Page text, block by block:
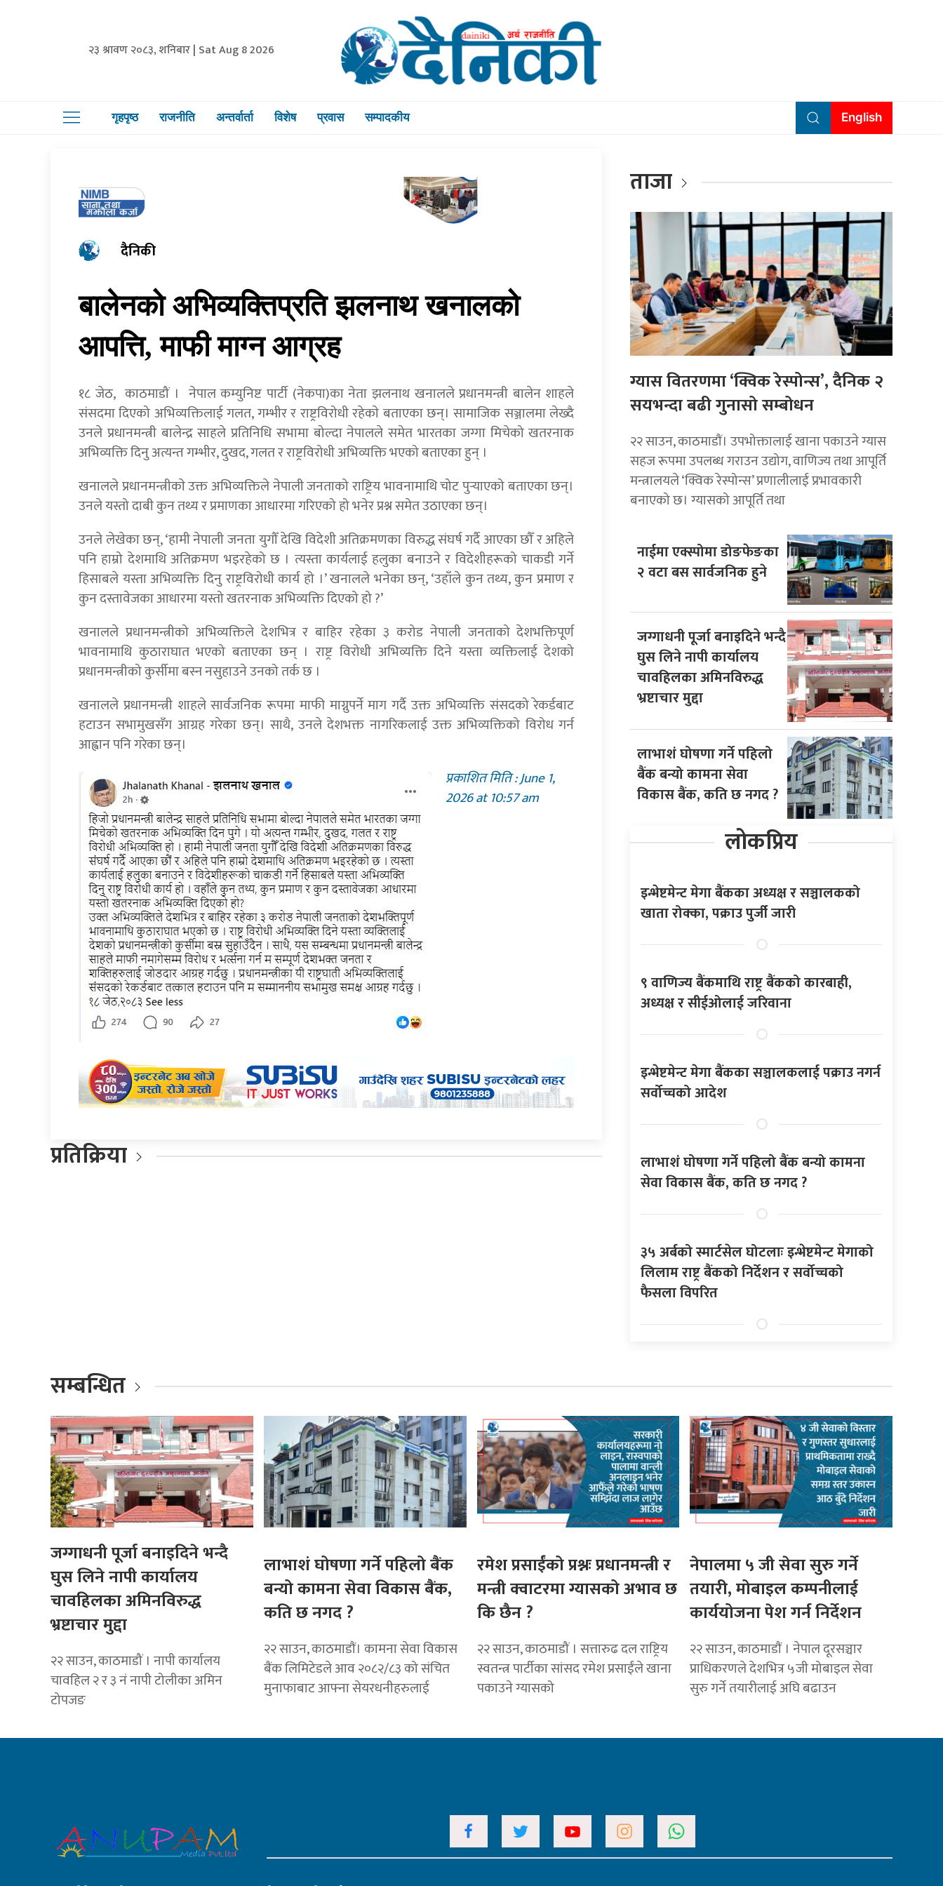
२३ श्रावण २०८३, शनिबार | Sat Aug 8 2026
गृहपृष्ठ राजनीति अन्तर्वार्ता विशेष प्रवास सम्पादकीय English
दैनिकी
बालेनको अभिव्यक्तिप्रति झलनाथ खनालको
आपत्ति, माफी माग्न आग्रह
१८ जेठ, काठमाडौं । नेपाल कम्युनिष्ट पार्टी (नेकपा)का नेता झलनाथ खनालले प्रधानमन्त्री बालेन शाहले
संसदमा दिएको अभिव्यक्तिलाई गलत, गम्भीर र राष्ट्रविरोधी रहेकाे बताएका छन्। सामाजिक सञ्जालमा लेख्दै
उनले प्रधानमन्त्री बालेन्द्र साहले प्रतिनिधि सभामा बोल्दा नेपालले समेत भारतका जग्गा मिचेको खतरनाक
अभिव्यक्ति दिनु अत्यन्त गम्भीर, दुखद, गलत र राष्ट्रविरोधी अभिव्यक्ति भएको बताएका हुन् ।
खनालले प्रधानमन्त्रीकाे उक्त अभिव्यक्तिले नेपाली जनताको राष्ट्रिय भावनामाथि चोट पुर्‍याएको बताएका छन्।
उनले यस्तो दाबी कुन तथ्य र प्रमाणका आधारमा गरिएको हो भनेर प्रश्न समेत उठाएका छन्।
उनले लेखेका छन्, ‘हामी नेपाली जनता युगौँ देखि विदेशी अतिक्रमणका विरुद्ध संघर्ष गर्दै आएका छौँ र अहिले
पनि हाम्रो देशमाथि अतिक्रमण भइरहेको छ । त्यस्ता कार्यलाई हलुका बनाउने र विदेशीहरूको चाकडी गर्ने
हिसाबले यस्ता अभिव्यक्ति दिनु राष्ट्रविरोधी कार्य हो ।’ खनालले भनेका छन्, ‘उहाँले कुन तथ्य, कुन प्रमाण र
कुन दस्तावेजका आधारमा यस्तो खतरनाक अभिव्यक्ति दिएको हो ?’
खनालले प्रधानमन्त्रीको अभिव्यक्तिले देशभित्र र बाहिर रहेका ३ करोड नेपाली जनताको देशभक्तिपूर्ण
भावनामाथि कुठाराघात भएको बताएका छन् । राष्ट्र विरोधी अभिव्यक्ति दिने यस्ता व्यक्तिलाई देशको
प्रधानमन्त्रीको कुर्सीमा बस्न नसुहाउने उनको तर्क छ ।
खनालले प्रधानमन्त्री शाहले सार्वजनिक रूपमा माफी माग्नुपर्ने माग गर्दै उक्त अभिव्यक्ति संसदको रेकर्डबाट
हटाउन सभामुखसँग आग्रह गरेका छन्। साथै, उनले देशभक्त नागरिकलाई उक्त अभिव्यक्तिको विरोध गर्न
आह्वान पनि गरेका छन्।
प्रकाशित मिति : June 1,
2026 at 10:57 am
प्रतिक्रिया
ताजा
ग्यास वितरणमा ‘क्विक रेस्पोन्स’, दैनिक २
सयभन्दा बढी गुनासो सम्बोधन
२२ साउन, काठमाडाैं। उपभोक्तालाई खाना पकाउने ग्यास
सहज रूपमा उपलब्ध गराउन उद्योग, वाणिज्य तथा आपूर्ति
मन्त्रालयले ‘क्विक रेस्पोन्स’ प्रणालीलाई प्रभावकारी
बनाएको छ। ग्यासको आपूर्ति तथा
नाईमा एक्स्पोमा डोङफेङका
२ वटा बस सार्वजनिक हुने
जग्गाधनी पूर्जा बनाइदिने भन्दै
घुस लिने नापी कार्यालय
चावहिलका अमिनविरुद्ध
भ्रष्टाचार मुद्दा
लाभाशं घोषणा गर्ने पहिलो
बैंक बन्यो कामना सेवा
विकास बैंक, कति छ नगद ?
लोकप्रिय
इन्भेष्टमेन्ट मेगा बैंकका अध्यक्ष र सञ्चालकको
खाता रोक्का, पक्राउ पुर्जी जारी
९ वाणिज्य बैंकमाथि राष्ट्र बैंकको कारबाही,
अध्यक्ष र सीईओलाई जरिवाना
इन्भेष्टमेन्ट मेगा बैंकका सञ्चालकलाई पक्राउ नगर्न
सर्वोच्चको आदेश
लाभाशं घोषणा गर्ने पहिलो बैंक बन्यो कामना
सेवा विकास बैंक, कति छ नगद ?
३५ अर्बको स्मार्टसेल घोटलाः इन्भेष्टमेन्ट मेगाको
लिलाम राष्ट्र बैंकको निर्देशन र सर्वोच्चको
फैसला विपरित
सम्बन्धित
जग्गाधनी पूर्जा बनाइदिने भन्दै
घुस लिने नापी कार्यालय
चावहिलका अमिनविरुद्ध
भ्रष्टाचार मुद्दा
२२ साउन, काठमाडौं । नापी कार्यालय
चावहिल २ र ३ नं नापी टोलीका अमिन
टोपजङ
लाभाशं घोषणा गर्ने पहिलो बैंक
बन्यो कामना सेवा विकास बैंक,
कति छ नगद ?
२२ साउन, काठमाडाैं। कामना सेवा विकास
बैंक लिमिटेडले आव २०८२/८३ को संचित
मुनाफाबाट आफ्ना सेयरधनीहरुलाई
रमेश प्रसाईंको प्रश्नः प्रधानमन्त्री र
मन्त्री क्वाटरमा ग्यासको अभाव छ
कि छैन ?
२२ साउन, काठमाडौं । सत्तारुढ दल राष्ट्रिय
स्वतन्त्र पार्टीका सांसद रमेश प्रसाईंले खाना
पकाउने ग्यासको
नेपालमा ५ जी सेवा सुरु गर्ने
तयारी, मोबाइल कम्पनीलाई
कार्ययोजना पेश गर्न निर्देशन
२२ साउन, काठमाडाैं । नेपाल दूरसञ्चार
प्राधिकरणले देशभित्र ५जी मोबाइल सेवा
सुरु गर्ने तयारीलाई अघि बढाउन